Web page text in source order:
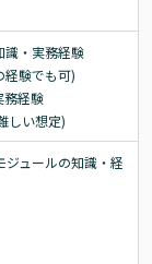
識・実務経験
験でも可)
務経験
しい想定)
ジュールの知識・経